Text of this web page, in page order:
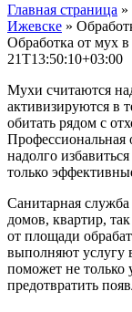
Главная страница »
Ижевске »
Обработка от мух
21T13:50:10+03:00
Мухи считаются
активизируются в
обитать рядом с
Профессиональная
надолго
только
Санитарная
домов, квартир,
от площади
выполняют услугу
поможет не только
предотвратить